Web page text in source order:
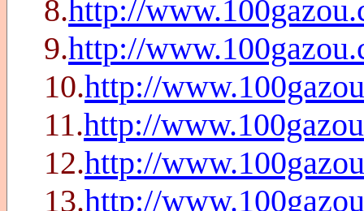
8.http://
9.http://
10.http://
11.http://
12.http://
13.http://